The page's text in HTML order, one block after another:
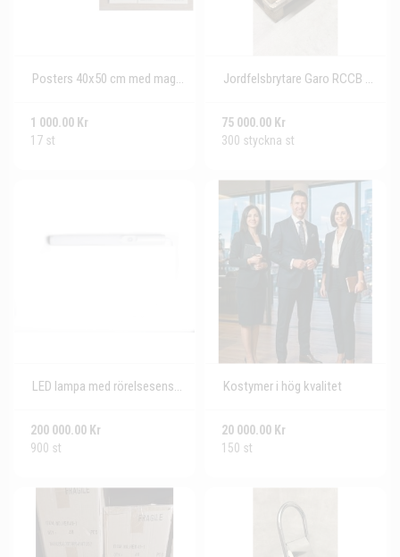
Posters 40x50 cm med magnetram
1 000.00 Kr
17 st
Jordfelsbrytare Garo RCCB GS 63A 300mA 10kA 4P. 300 styckna ...
75 000.00 Kr
300 styckna st
LED lampa med rörelsesensor och skymningsrelä
200 000.00 Kr
900 st
Kostymer i hög kvalitet
20 000.00 Kr
150 st